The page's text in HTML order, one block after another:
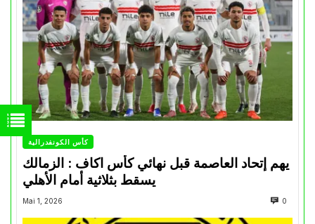
كأس الكونفدرالية
يهم إتحاد العاصمة قبل نهائي كأس اكاف : الزمالك
Mai 1, 2026 0